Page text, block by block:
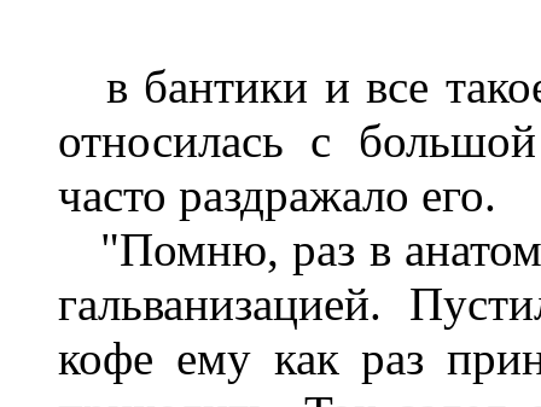
в бантики и все
относилась с
часто раздражало его.
"Помню, раз в
гальванизацией.
кофе ему как раз